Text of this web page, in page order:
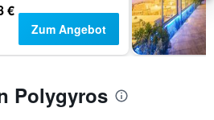
€
Zum Angebot
Polygyros